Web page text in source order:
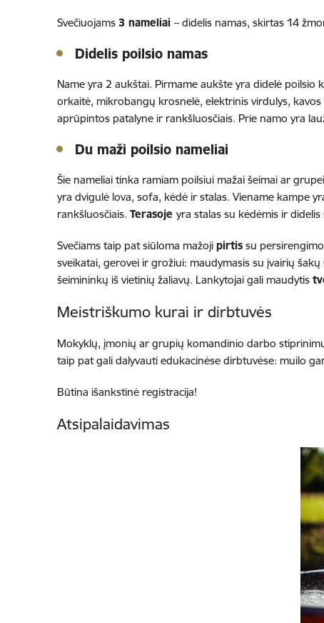
Svečiuojams 3 nameliai – didelis namas, skirtas 14
Didelis poilsio namas
Name yra 2 aukštai. Pirmame aukšte yra didelė
orkaitė, mikrobangų krosnelė, elektrinis virdulys,
aprūpintos patalyne ir rankšluosčiais. Prie namo yra
Du maži poilsio nameliai
Šie nameliai tinka ramiam poilsiui mažai šeimai ar
yra dvigulė lova, sofa, kėdė ir stalas. Viename kampe
rankšluosčiais. Terasoje yra stalas su kėdėmis ir
Svečiams taip pat siūloma mažoji pirtissu
sveikatai, gerovei ir grožiui: maudymasis su įvairių
šeimininkų iš vietinių žaliavų. Lankytojai gali maudytis
Meistriškumo kurai ir dirbtuvės
Mokyklų, įmonių ar grupių komandinio darbo
taip pat gali dalyvauti edukacinėse dirbtuvėse: muilo
Būtina išankstinė registracija!
Atsipalaidavimas